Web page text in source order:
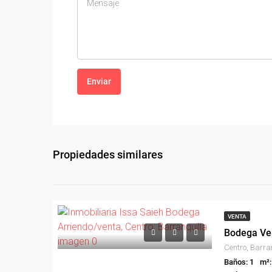
Enviar
Propiedades similares
VENTA
Bodega
Centro,
Baños: 1